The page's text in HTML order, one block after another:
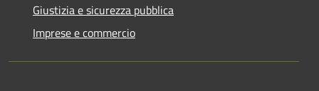
Giustizia e sicurezza pubblica
Imprese e commercio